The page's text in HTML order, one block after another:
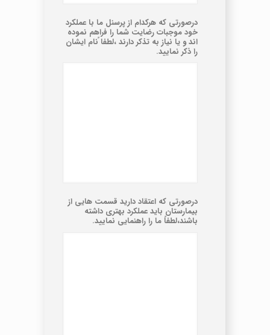
درصورتی که هرکدام از پرسنل ما با عملکرد
خود موجبات رضایت شما را فراهم نموده
اند و یا نیاز به تذکر دارند ،لطفا ًنام ایشان
را ذکر نمایید.
درصورتی که اعتقاد دارید قسمت هایی از
بیمارستان باید عملکرد بهتری داشته
باشند،لطفاً ما را راهنمایی نمایید.